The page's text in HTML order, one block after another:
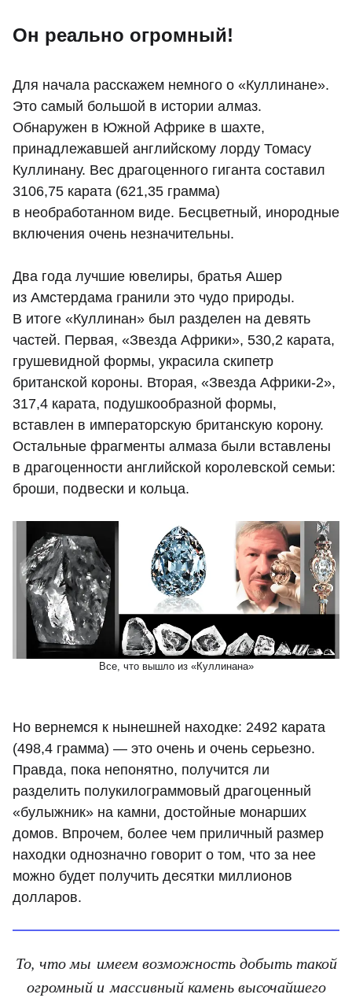
Он реально огромный!
Для начала расскажем немного о «Куллинане».
Это самый большой в истории алмаз.
Обнаружен в Южной Африке в шахте,
принадлежавшей английскому лорду Томасу
Куллинану. Вес драгоценного гиганта составил
3106,75 карата (621,35 грамма)
в необработанном виде. Бесцветный, инородные
включения очень незначительны.
Два года лучшие ювелиры, братья Ашер
из Амстердама гранили это чудо природы.
В итоге «Куллинан» был разделен на девять
частей. Первая, «Звезда Африки», 530,2 карата,
грушевидной формы, украсила скипетр
британской короны. Вторая, «Звезда Африки-2»,
317,4 карата, подушкообразной формы,
вставлен в императорскую британскую корону.
Остальные фрагменты алмаза были вставлены
в драгоценности английской королевской семьи:
броши, подвески и кольца.
Все, что вышло из «Куллинана»
Но вернемся к нынешней находке: 2492 карата
(498,4 грамма) — это очень и очень серьезно.
Правда, пока непонятно, получится ли
разделить полукилограммовый драгоценный
«булыжник» на камни, достойные монарших
домов. Впрочем, более чем приличный размер
находки однозначно говорит о том, что за нее
можно будет получить десятки миллионов
долларов.
То, что мы имеем возможность добыть такой
огромный и массивный камень высочайшего